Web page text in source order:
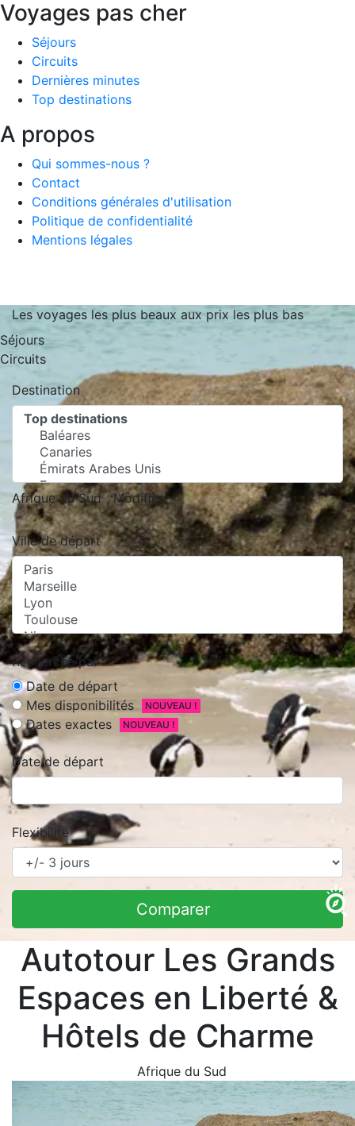
Voyages pas cher
Séjours
Circuits
Dernières minutes
Top destinations
A propos
Qui sommes-nous ?
Contact
Conditions générales d'utilisation
Politique de confidentialité
Mentions légales
Les voyages les plus beaux aux prix les plus bas
Séjours
Circuits
Destination
Afrique du Sud Modifier
Ville de départ
Recherche par :
Date de départ
Mes disponibilités
NOUVEAU !
Dates exactes NOUVEAU !
Date de départ
Flexibilité
Comparer
Autotour Les Grands
Espaces en Liberté &
Hôtels de Charme
Afrique du Sud